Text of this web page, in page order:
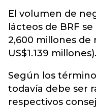
El volumen de
lácteos de BRF
2,600 millones de
US$1.139 millones).
Según los
todavía debe ser
respectivos